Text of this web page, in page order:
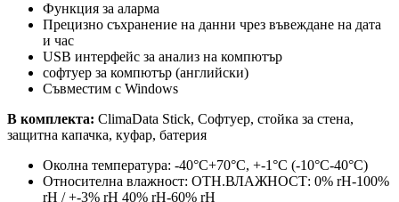
Функция за аларма
Прецизно съхранение на данни чрез въвеждане на дата
и час
USB интерфейс за анализ на компютър
софтуер за компютър (английски)
Съвместим с Windows
В комплекта: ClimaData Stick, Софтуер, стойка за стена,
защитна капачка, куфар, батерия
Околна температура: -40°C+70°C, +-1°C (-10°C-40°C)
Относителна влажност: ОТН.ВЛАЖНОСТ: 0% rH-100%
rH / +-3% rH 40% rH-60% rH